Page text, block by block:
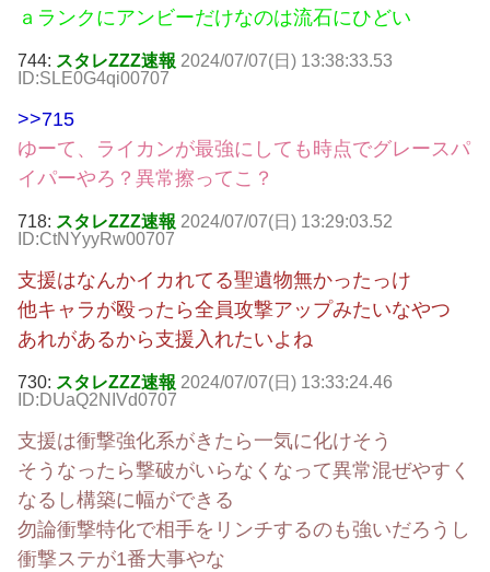
ａランクにアンビーだけなのは流石にひどい
744: スタレZZZ速報 2024/07/07(日) 13:38:33.53
ID:SLE0G4qi00707
>>715
ゆーて、ライカンが最強にしても時点でグレースパ
イパーやろ？異常擦ってこ？
718: スタレZZZ速報 2024/07/07(日) 13:29:03.52
ID:CtNYyyRw00707
支援はなんかイカれてる聖遺物無かったっけ
他キャラが殴ったら全員攻撃アップみたいなやつ
あれがあるから支援入れたいよね
730: スタレZZZ速報 2024/07/07(日) 13:33:24.46
ID:DUaQ2NIVd0707
支援は衝撃強化系がきたら一気に化けそう
そうなったら撃破がいらなくなって異常混ぜやすく
なるし構築に幅ができる
勿論衝撃特化で相手をリンチするのも強いだろうし
衝撃ステが1番大事やな